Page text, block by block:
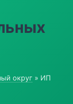
округ » ИП